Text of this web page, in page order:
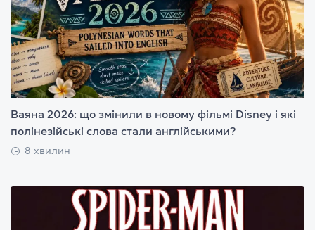
Ваяна 2026: що змінили в новому фільмі Disney і які
полінезійські слова стали англійськими?
8 хвилин